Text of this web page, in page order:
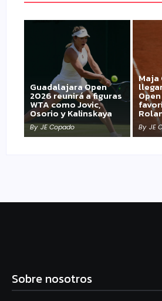
Guadalajara Open
2026 reunirá a figuras
WTA como Jovic,
Osorio y Kalinskaya
By JE Copado
Maja
By JE
Sobre nosotros